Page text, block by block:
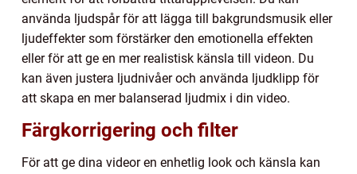
använda ljudspår för att lägga till bakgrundsmusik eller
ljudeffekter som förstärker den emotionella effekten
eller för att ge en mer realistisk känsla till videon. Du
kan även justera ljudnivåer och använda ljudklipp för
att skapa en mer balanserad ljudmix i din video.
Färgkorrigering och filter
För att ge dina videor en enhetlig look och känsla kan